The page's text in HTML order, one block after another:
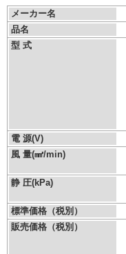
メーカー名
品名
型 式
電 源(V)
風 量(㎣/min)
静 圧(kPa)
標準価格（税別）
販売価格（税別）